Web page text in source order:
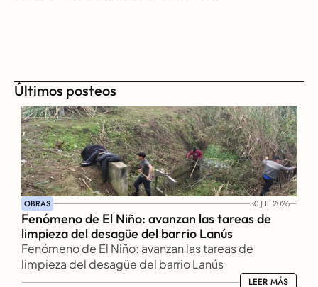
Últimos posteos
OBRAS 30 JUL 2026
Fenómeno de El Niño: avanzan las tareas de
limpieza del desagüe del barrio Lanús
Fenómeno de El Niño: avanzan las tareas de
limpieza del desagüe del barrio Lanús
LEER MÁS
LEER MÁS